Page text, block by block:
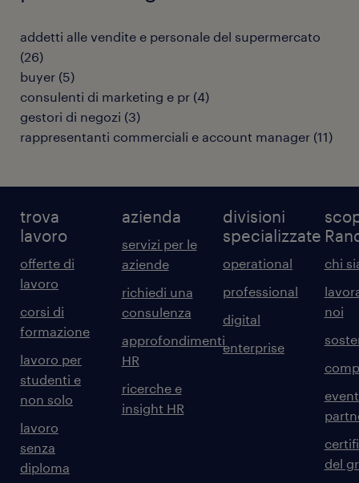
addetti alle vendite e personale del supermercato
(26)
buyer (5)
consulenti di marketing e pr (4)
gestori di negozi (3)
rappresentanti commerciali e account manager (11)
trova
lavoro
offerte di
lavoro
corsi di
formazione
lavoro per
studenti e
non solo
lavoro
senza
diploma
azienda
servizi per le
aziende
richiedi una
consulenza
approfondimenti
HR
ricerche e
insight HR
divisioni
specializzate
operational
professional
digital
enterprise
chi
noi
del